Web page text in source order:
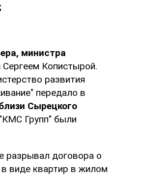
министра
Копистырой.
развития
передало в
Сырецкого
Групп" были
разрывал договора о
виде квартир в жилом